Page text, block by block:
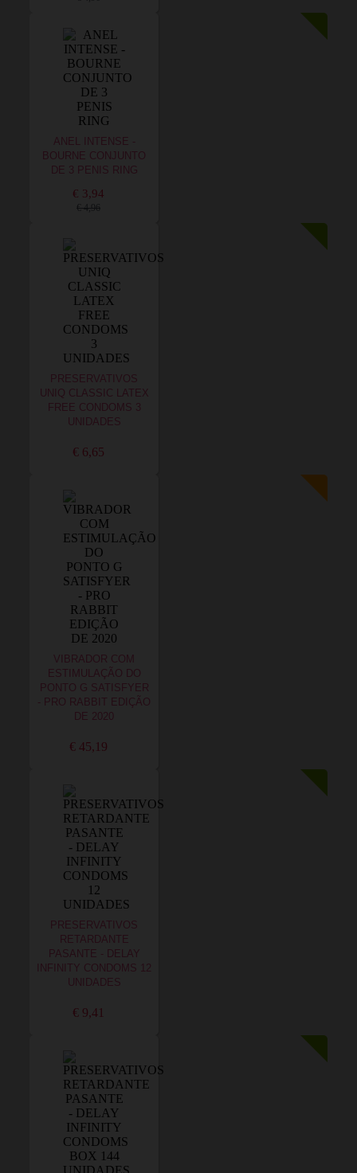
ANEL INTENSE -
BOURNE CONJUNTO
DE 3 PENIS RING
€ 3,94
€ 4,96
PRESERVATIVOS
UNIQ CLASSIC LATEX
FREE CONDOMS 3
UNIDADES
€ 6,65
VIBRADOR COM
ESTIMULAÇÃO DO
PONTO G SATISFYER
- PRO RABBIT EDIÇÃO
DE 2020
€ 45,19
PRESERVATIVOS
RETARDANTE
PASANTE - DELAY
INFINITY CONDOMS 12
UNIDADES
€ 9,41